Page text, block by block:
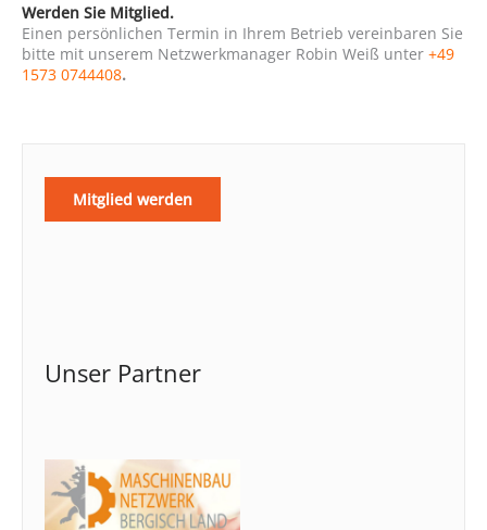
Werden Sie Mitglied.
Einen persönlichen Termin in Ihrem Betrieb vereinbaren Sie
bitte mit unserem Netzwerkmanager Robin Weiß unter +49
1573 0744408.
Mitglied werden
Unser Partner